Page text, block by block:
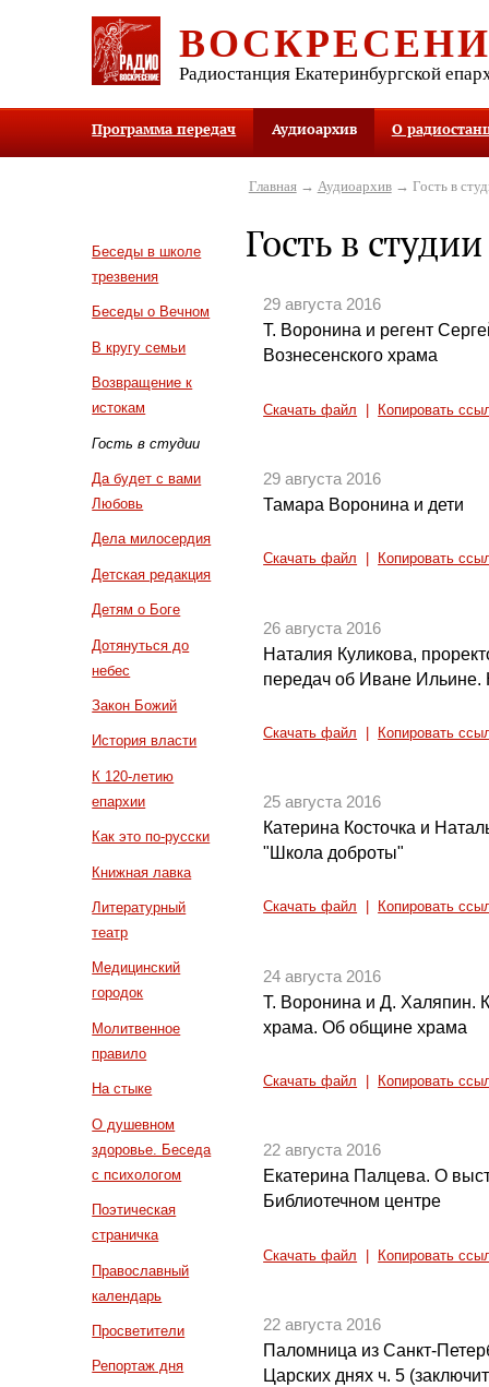
Радиостанция Екатеринбургской
Программа передач Аудиоархив О
Беседы в школе
трезвения
Беседы о Вечном
В кругу семьи
Возвращение к
истокам
Гость в студии
Да будет с вами
Любовь
Дела милосердия
Детская редакция
Детям о Боге
Дотянуться до
небес
Закон Божий
История власти
К 120-летию
епархии
Как это по-русски
Книжная лавка
Литературный
театр
Медицинский
городок
Молитвенное
правило
На стыке
О душевном
здоровье. Беседа
с психологом
Поэтическая
страничка
Православный
календарь
Просветители
Репортаж дня
Главная→ Аудиоархив→ Гость в
Гость в студии
29 августа 2016
Т. Воронина и регент
Вознесенского храма
Скачать файл Копировать
29 августа 2016
Тамара Воронина и дети
Скачать файл Копировать
26 августа 2016
Наталия Куликова,
передач об Иване Ильине.
Скачать файл Копировать
25 августа 2016
Катерина Косточка и
"Школа доброты"
Скачать файл Копировать
24 августа 2016
Т. Воронина и Д. Халяпин.
храма. Об общине храма
Скачать файл Копировать
22 августа 2016
Екатерина Палцева. О
Библиотечном центре
Скачать файл Копировать
22 августа 2016
Паломница из Санкт-
Царских днях ч. 5